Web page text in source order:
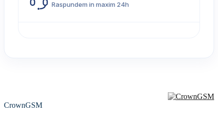
Raspundem in maxim 24h
CrownGSM